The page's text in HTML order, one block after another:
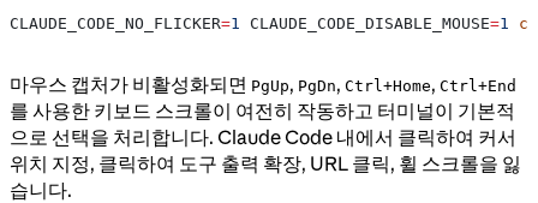
CLAUDE_CODE_NO_FLICKER=1 CLAUDE_CODE_DISABLE_MOUSE=1
마우스 캡처가 비활성화되면 PgUp, PgDn, Ctrl+Home, Ctrl+End
를 사용한 키보드 스크롤이 여전히 작동하고 터미널이 기본적
으로 선택을 처리합니다. Claude Code 내에서 클릭하여 커서
위치 지정, 클릭하여 도구 출력 확장, URL 클릭, 휠 스크롤을 잃
습니다.